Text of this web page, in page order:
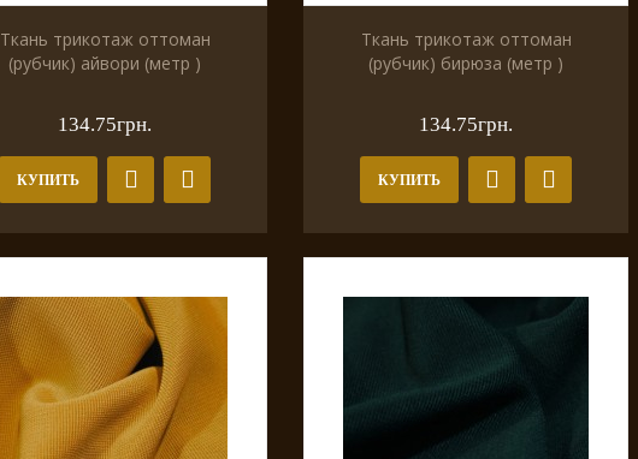
Ткань трикотаж оттоман
(рубчик) айвори (метр )
134.75грн.
КУПИТЬ
Ткань трикотаж оттоман
(рубчик) бирюза (метр )
134.75грн.
КУПИТЬ